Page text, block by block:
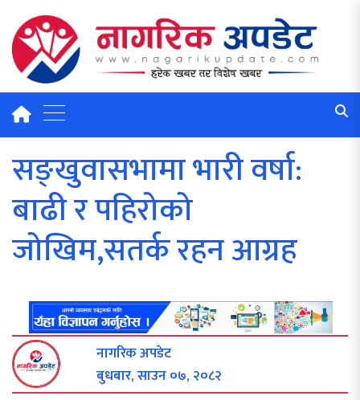
सङ्खुवासभामा भारी वर्षा:
बाढी र पहिरोको
जोखिम,सतर्क रहन आग्रह
नागरिक अपडेट
बुधबार, साउन ०७, २०८२